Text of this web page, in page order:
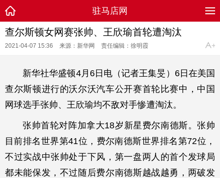
驻马店网
查尔斯顿女网赛张帅、王欣瑜首轮遭淘汰
2021-04-07 15:36 来源：新华网 责任编辑：徐明霞
新华社华盛顿4月6日电（记者王集旻）6日在美国
查尔斯顿进行的沃尔沃汽车公开赛首轮比赛中，中国
网球选手张帅、王欣瑜均不敌对手惨遭淘汰。
张帅首轮对阵加拿大18岁新星费尔南德斯。张帅
目前排名世界第41位，费尔南德斯世界排名第72位，
不过实战中张帅处于下风，第一盘两人的首个发球局
都未能保发，不过随后费尔南德斯越战越勇，两破发